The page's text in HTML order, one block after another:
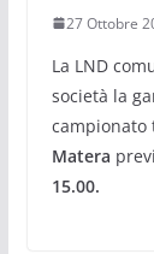
27 Ottobre
La LND
società la
campionato
Matera
15.00.